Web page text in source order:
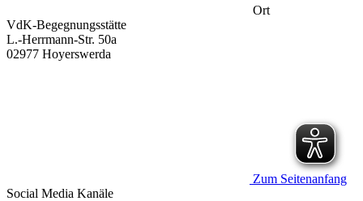
Ort
VdK-Begegnungsstätte
L.-Herrmann-Str. 50a
02977 Hoyerswerda
Zum Seitenanfang
Social Media Kanäle